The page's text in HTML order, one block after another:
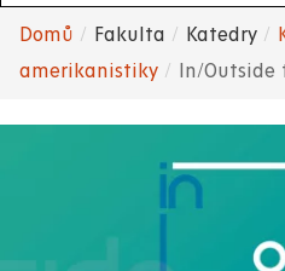
Drobečková
navigace
Domů Fakulta Katedry
amerikanistiky
In/Outside